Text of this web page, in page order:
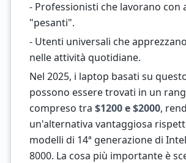
- Professionisti che lavorano con
"pesanti".
- Utenti universali che
nelle attività quotidiane.
Nel 2025, i laptop basati su
possono essere trovati in un
compreso tra $1200 e $2000,
un'alternativa vantaggiosa
modelli di 14ª generazione di
8000. La cosa più importante è